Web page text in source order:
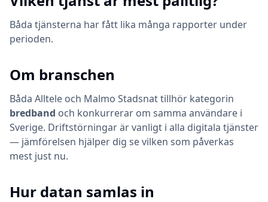
Båda tjänsterna har fått lika många rapporter under
perioden.
Om branschen
Båda Alltele och Malmo Stadsnattillhör kategorin
bredband och konkurrerar om samma användare i
Sverige. Driftstörningar är vanligt i alla digitala tjänster
— jämförelsen hjälper dig se vilken som påverkas
mest just nu.
Hur datan samlas in